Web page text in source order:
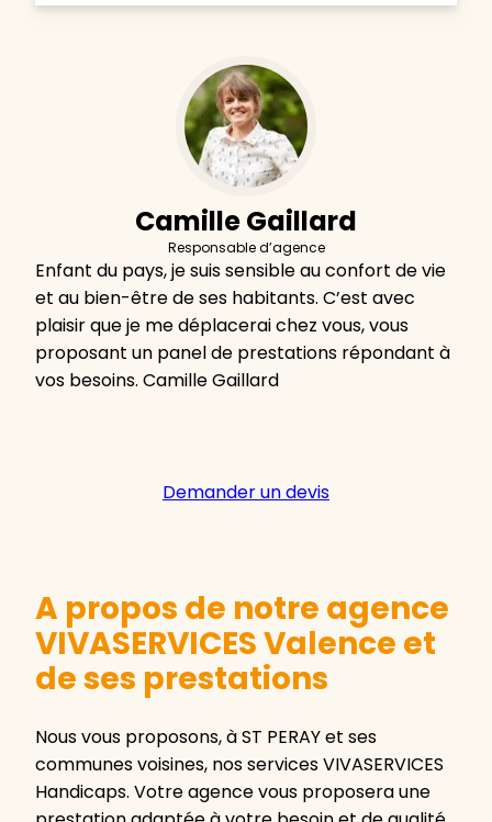
Camille Gaillard
Responsable d’agence
Enfant du pays, je suis sensible au confort de vie
et au bien-être de ses habitants. C’est avec
plaisir que je me déplacerai chez vous, vous
proposant un panel de prestations répondant à
vos besoins. Camille Gaillard
Demander un devis
A propos de notre agence
VIVASERVICES Valence et
de ses prestations
Nous vous proposons, à ST PERAY et ses
communes voisines, nos services VIVASERVICES
Handicaps. Votre agence vous proposera une